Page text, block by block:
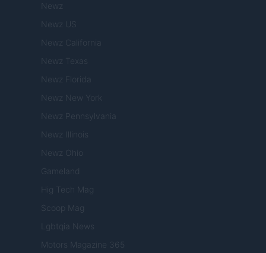
Newz
Newz US
Newz California
Newz Texas
Newz Florida
Newz New York
Newz Pennsylvania
Newz Illinois
Newz Ohio
Gameland
Hig Tech Mag
Scoop Mag
Lgbtqia News
Motors Magazine 365